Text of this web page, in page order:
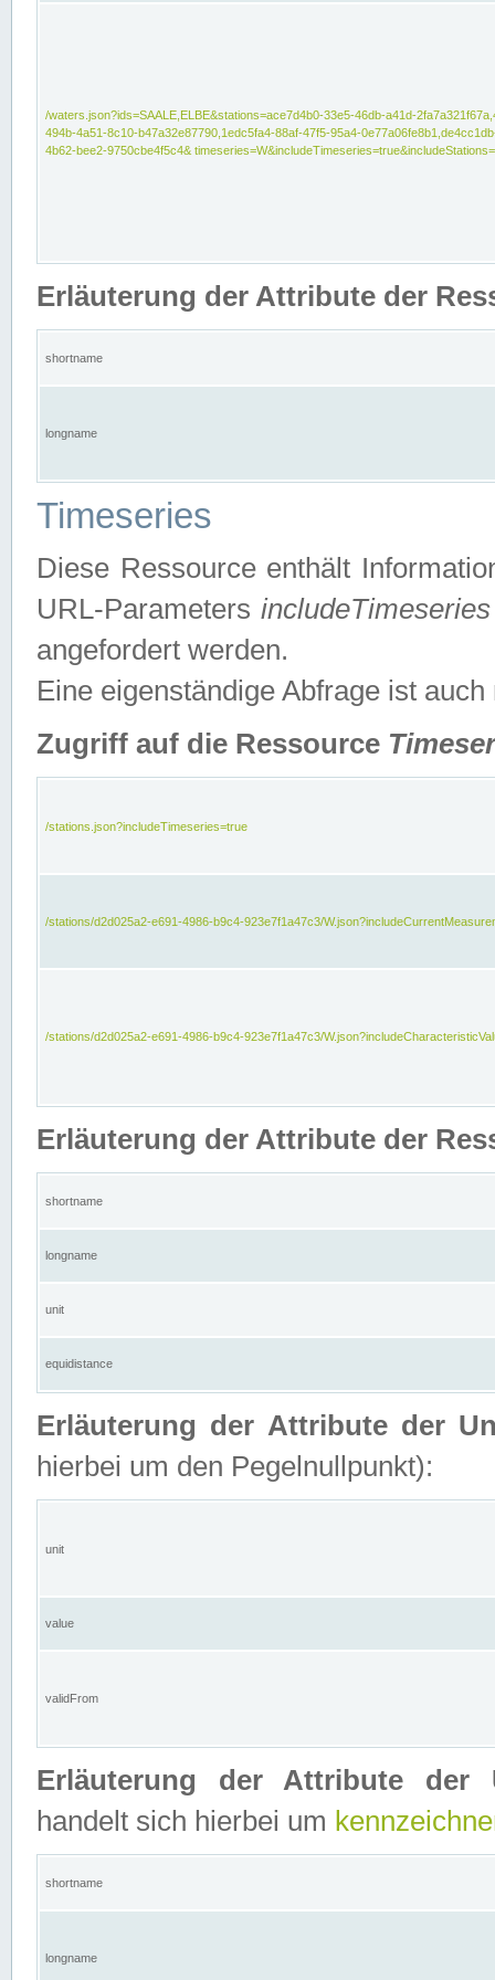
/waters.json?ids=SAALE,ELBE&stations=ace7d4b0-33e5-46db-a41d-
494b-4a51-8c10-b47a32e87790,1edc5fa4-88af-47f5-95a4-
4b62-bee2-9750cbe4f5c4&
Erläuterung der Attribute der
shortname
longname
Timeseries
Diese Ressource enthält
URL-ParametersincludeTimeseries
angefordert werden.
Eine eigenständige Abfrage ist auch
Zugriff auf die Ressource
/stations.json?includeTimeseries=true
/stations/d2d025a2-e691-4986-b9c4-923e7f1a47c3/
/stations/d2d025a2-e691-4986-b9c4-923e7f1a47c3/
Erläuterung der Attribute der
shortname
longname
unit
equidistance
Erläuterung der Attribute der
hierbei um den Pegelnullpunkt):
unit
value
validFrom
Erläuterung der Attribute der
handelt sich hierbei um
shortname
longname